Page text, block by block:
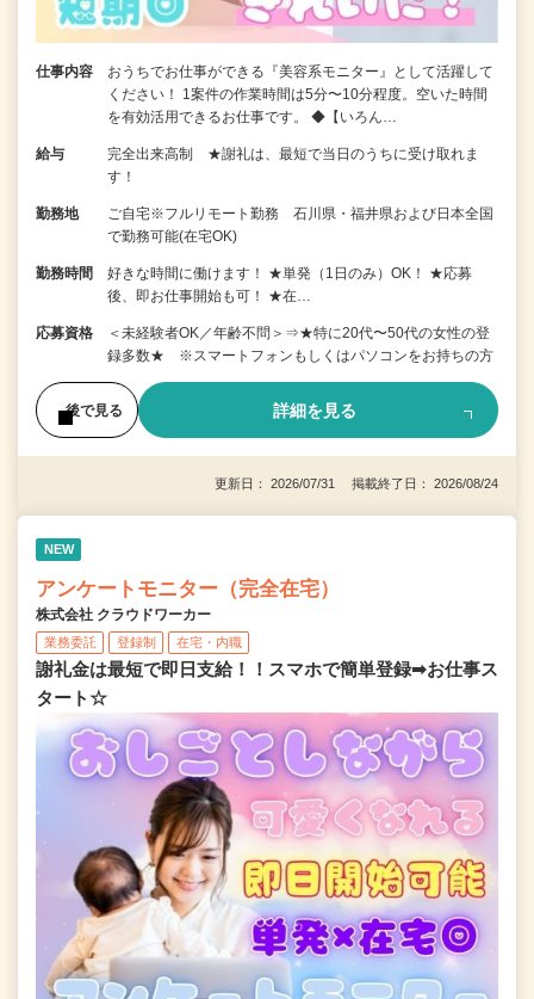
仕事内容
おうちでお仕事ができる『美容系モニター』として活躍して
ください！ 1案件の作業時間は5分〜10分程度。空いた時間
を有効活用できるお仕事です。 ◆【いろん…
給与
完全出来高制 ★謝礼は、最短で当日のうちに受け取れま
す！
勤務地
ご自宅※フルリモート勤務 石川県・福井県および日本全国
で勤務可能(在宅OK)
勤務時間
好きな時間に働けます！ ★単発（1日のみ）OK！ ★応募
後、即お仕事開始も可！ ★在…
応募資格
＜未経験者OK／年齢不問＞⇒★特に20代〜50代の女性の登
録多数★ ※スマートフォンもしくはパソコンをお持ちの方
後で見る 詳細を見る
更新日： 2026/07/31 掲載終了日： 2026/08/24
NEW
アンケートモニター（完全在宅）
株式会社 クラウドワーカー
業務委託 登録制 在宅・内職
謝礼金は最短で即日支給！！スマホで簡単登録➡お仕事ス
タート☆